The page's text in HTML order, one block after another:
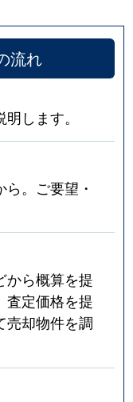
流れ
します。
。ご要望・
から概算を提
査定価格を提
売却物件を調